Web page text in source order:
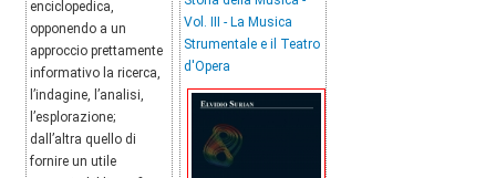
enciclopedica,
opponendo a un
approccio prettamente
informativo la ricerca,
l’indagine, l’analisi,
l’esplorazione;
dall’altra quello di
fornire un utile
Vol. III - La Musica
Strumentale e il Teatro
d'Opera